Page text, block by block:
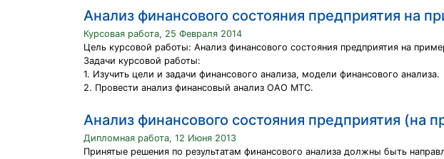
Анализ финансового состояния предприятия на
Курсовая работа, 25 Февраля 2014
Цель курсовой работы: Анализ финансового состояния предприятия на
Задачи курсовой работы:
1. Изучить цели и задачи финансового анализа, модели финансового анализа.
2. Провести анализ финансовый анализ ОАО МТС.
Анализ финансового состояния предприятия (на
Дипломная работа, 12 Июня 2013
Принятые решения по результатам финансового анализа должны быть